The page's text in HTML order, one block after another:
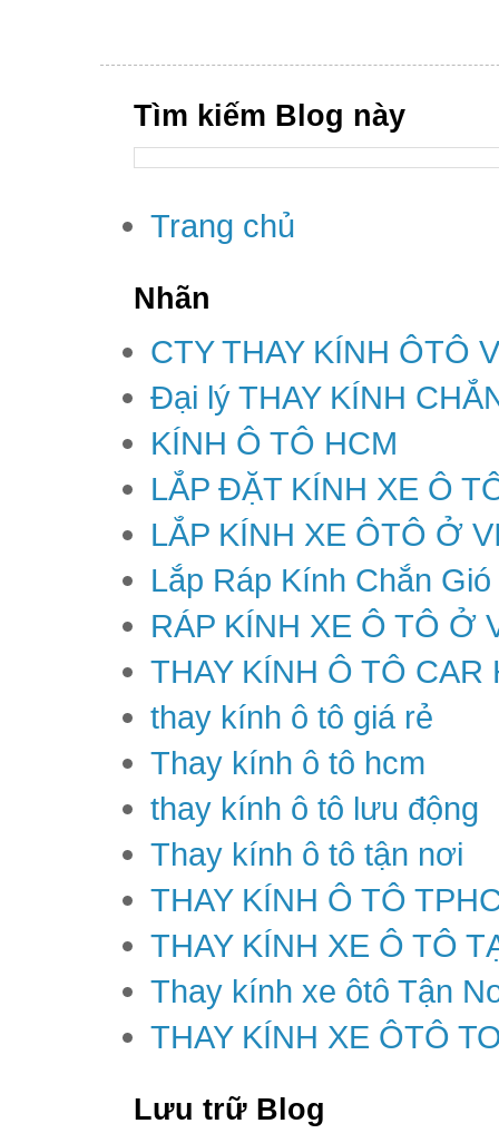
Tìm kiếm Blog này
Trang chủ
Nhãn
CTY THAY KÍNH ÔTÔ
Đại lý THAY KÍNH
KÍNH Ô TÔ HCM
LẮP ĐẶT KÍNH XE Ô
LẮP KÍNH XE ÔTÔ Ở
Lắp Ráp Kính Chắn
RÁP KÍNH XE Ô TÔ Ở
THAY KÍNH Ô TÔ CAR
thay kính ô tô giá rẻ
Thay kính ô tô hcm
thay kính ô tô lưu động
Thay kính ô tô tận nơi
THAY KÍNH Ô TÔ
THAY KÍNH XE Ô TÔ
Thay kính xe ôtô Tận
THAY KÍNH XE ÔTÔ
Lưu trữ Blog